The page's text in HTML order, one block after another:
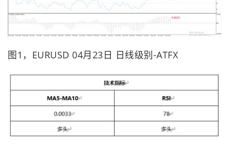
图1，EURUSD 04月23日 日线级别-ATFX